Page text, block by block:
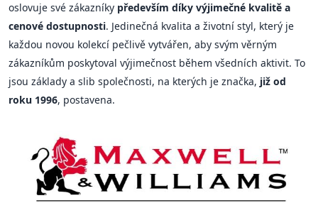
oslovuje své zákazníky především díky výjimečné kvalitě a
cenové dostupnosti. Jedinečná kvalita a životní styl, který je
každou novou kolekcí pečlivě vytvářen, aby svým věrným
zákazníkům poskytoval výjimečnost během všedních aktivit. To
jsou základy a slib společnosti, na kterých je značka, již od
roku 1996, postavena.